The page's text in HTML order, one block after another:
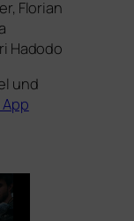
Florian
Hadodo
und